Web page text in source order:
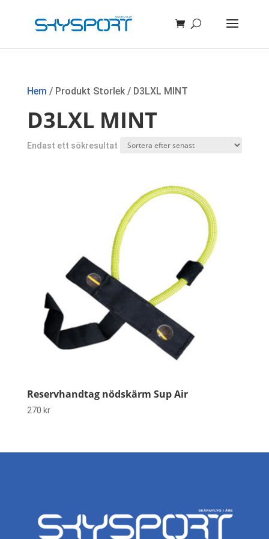
Hem / Produkt Storlek / D3LXL MINT
D3LXL MINT
Endast ett sökresultat
Reservhandtag nödskärm Sup Air
270 kr